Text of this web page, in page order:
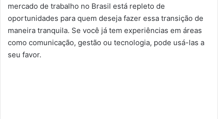
mercado de trabalho no Brasil está repleto de
oportunidades para quem deseja fazer essa transição de
maneira tranquila. Se você já tem experiências em áreas
como comunicação, gestão ou tecnologia, pode usá-las a
seu favor.